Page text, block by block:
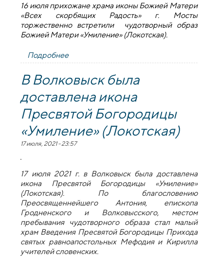
16 июля прихожане храма иконы Божией Матери
«Всех скорбящих Радость» г. Мосты
торжественно встретили чудотворный образ
Божией Матери «Умиление» (Локотская).
Подробнеео Чудотворная Икона Божией Матери
«Умиление» (Локотская) в Мостах
В Волковыск была
доставлена икона
Пресвятой Богородицы
«Умиление» (Локотская)
17 июля, 2021 - 23:57
17 июля 2021 г. в Волковыск была доставлена
икона Пресвятой Богородицы «Умиление»
(Локотская). По благословению
Преосвященнейшего Антония, епископа
Гродненского и Волковысского, местом
пребывания чудотворного образа стал малый
храм Введения Пресвятой Богородицы Прихода
святых равноапостольных Мефодия и Кирилла
учителей словенских.